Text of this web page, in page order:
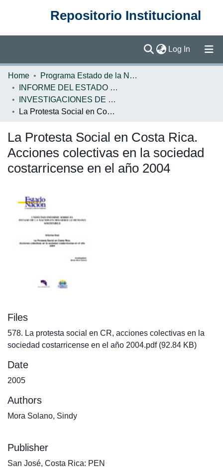
Repositorio Institucional
Log In (current)
Communities & Collections
Statistics
Home
Programa Estado de la Nación (PEN)
INFORME DEL ESTADO DE LA NACION
INVESTIGACIONES DE BASE EN
La Protesta Social en Costa Rica. Acciones colectivas en la sociedad costarricense en el año 2004
La Protesta Social en Costa Rica.
Acciones colectivas en la sociedad
costarricense en el año 2004
Files
578. La protesta social en CR, acciones colectivas en la
sociedad costarricense en el año 2004.pdf(92.84 KB)
Date
2005
Authors
Mora Solano, Sindy
Publisher
San José, Costa Rica: PEN